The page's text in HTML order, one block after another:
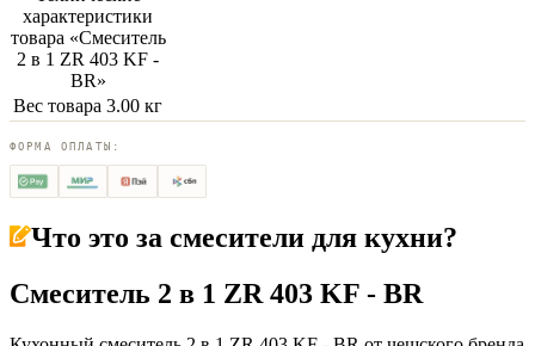
характеристики
товара «Смеситель
2 в 1 ZR 403 KF -
BR»
Вес товара 3.00 кг
ФОРМА ОПЛАТЫ:
Что это за смесители для кухни?
Смеситель 2 в 1 ZR 403 KF - BR